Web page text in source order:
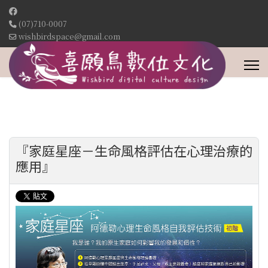
(07)710-0007
wishbirdspace@gmail.com
『家庭星座－生命風格評估在心理治療的
應用』